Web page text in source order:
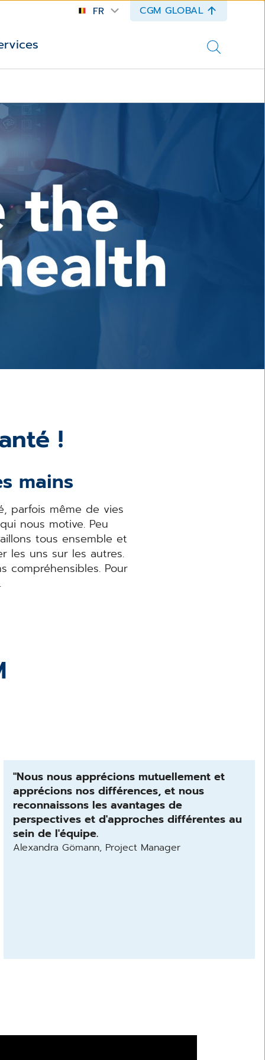
FR CGM GLOBAL
!
mains
parfois même de vies
nous motive. Peu
tous ensemble et
les uns sur les autres.
compréhensibles. Pour
"Nous nous apprécions mutuellement et
apprécions nos différences, et nous
reconnaissons les avantages de
perspectives et d'approches différentes au
sein de l'équipe.
Alexandra Gömann, Project Manager